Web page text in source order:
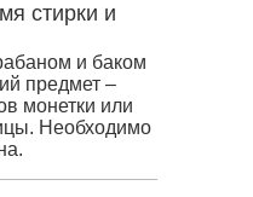
стирки и
и баком
предмет –
монетки или
Необходимо